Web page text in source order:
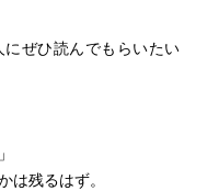
ぜひ読んでもらいたい
は残るはず。